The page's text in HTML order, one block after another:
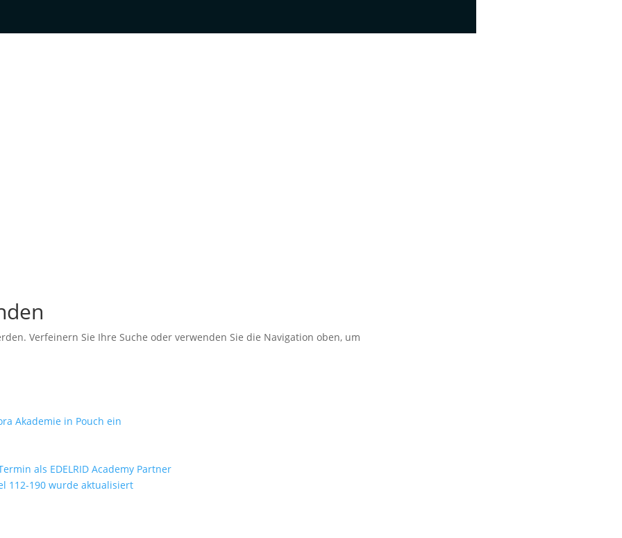
Verfeinern Sie Ihre Suche oder verwenden Sie die Navigation oben, um
Akademie in Pouch ein
als EDELRID Academy Partner
112-190 wurde aktualisiert